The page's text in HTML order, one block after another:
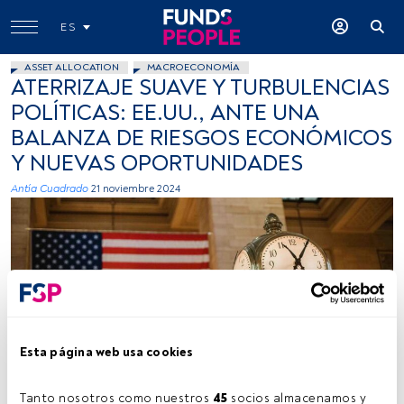
Esta página web usa cookies
Tanto nosotros como nuestros 45 socios almacenamos y
ES
ASSET ALLOCATION MACROECONOMÍA
ATERRIZAJE SUAVE Y TURBULENCIAS
POLÍTICAS: EE.UU., ANTE UNA
BALANZA DE RIESGOS ECONÓMICOS
Y NUEVAS OPORTUNIDADES
Antía Cuadrado 21 noviembre 2024
Fuente: William Fortunato (Pexels)